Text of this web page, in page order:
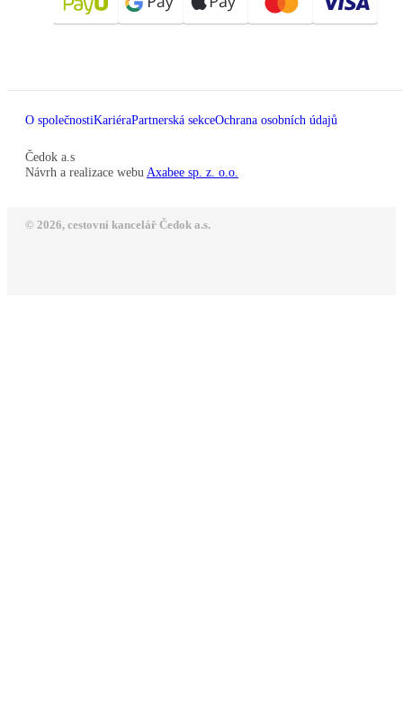
O společnostiKariéraPartnerská sekceOchrana osobních údajů
Čedok a.s
Návrh a realizace webu Axabee sp. z. o.o.
© 2026, cestovní kancelář Čedok a.s.